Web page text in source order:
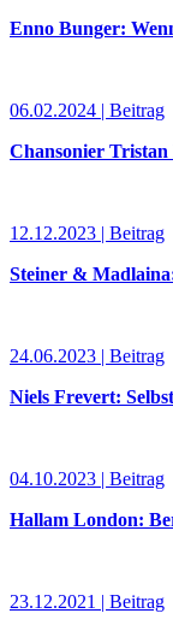
Enno Bunger:
06.02.2024 | Beitrag
Chansonier
12.12.2023 | Beitrag
Steiner &
24.06.2023 | Beitrag
Niels Frevert:
04.10.2023 | Beitrag
Hallam London:
23.12.2021 | Beitrag